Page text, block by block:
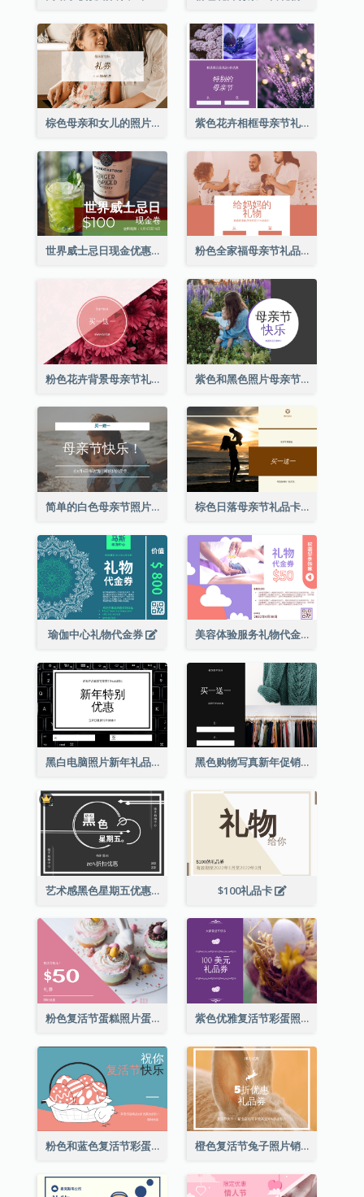
棕色母亲和女儿的照片母亲节的礼品卡 紫色花卉相框母亲节礼品卡
世界威士忌日现金优惠券 粉色全家福母亲节礼品卡
粉色花卉背景母亲节礼品卡 紫色和黑色照片母亲节礼品卡
简单的白色母亲节照片礼品卡 棕色日落母亲节礼品卡
瑜伽中心礼物代金券 美容体验服务礼物代金券
黑白电脑照片新年礼品卡 黑色购物写真新年促销礼品卡
艺术感黑色星期五优惠券 $100礼品卡
粉色复活节蛋糕照片蛋糕店礼品卡 紫色优雅复活节彩蛋照片礼品卡
粉色和蓝色复活节彩蛋销售礼品卡 橙色复活节兔子照片销售礼品卡